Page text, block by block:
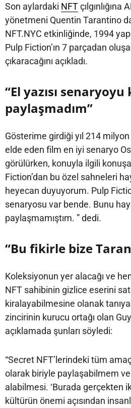
Son aylardaki NFTçılgınlığına
yönetmeni Quentin Tarantino
NFT.NYC etkinliğinde, 1994
Pulp Fiction’ın 7 parçadan
çıkaracağını açıkladı.
“El yazısı
paylaşmadım”
Gösterime girdiği yıl 214 milyon
elde eden film en iyi senaryo
görülürken, konuyla ilgili
Fiction’dan bu özel sahneleri
heyecan duyuyorum. Pulp
senaryosu var bende. Bunu
paylaşmamıştım. ” dedi.
“Bu fikirle bize
Koleksiyonun yer alacağı ve
NFT sahibinin gizlice eserini
kiralayabilmesine olanak
zincirinin kurucu ortağı olan
açıklamada şunları söyledi:
“Secret NFT’lerindeki tüm
olarak biriyle paylaşabilmem
alabilmesi. ‘Burada gerçekten
kültürün önemi açısından